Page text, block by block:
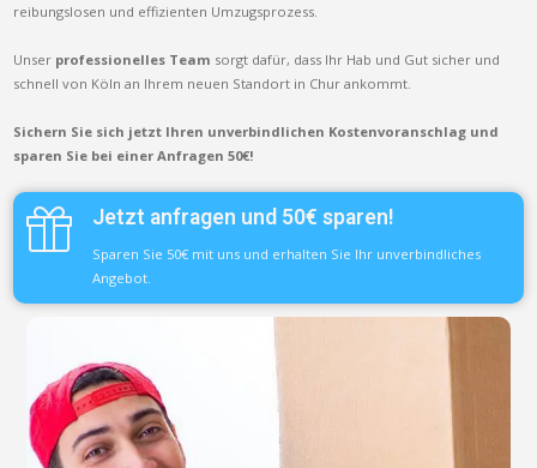
reibungslosen und effizienten Umzugsprozess.
Unser professionelles Team sorgt dafür, dass Ihr Hab und Gut sicher und
schnell von Köln an Ihrem neuen Standort in Chur ankommt.
Sichern Sie sich jetzt Ihren unverbindlichen Kostenvoranschlag und
sparen Sie bei einer Anfragen 50€!
Jetzt anfragen und 50€ sparen!
Sparen Sie 50€ mit uns und erhalten Sie Ihr unverbindliches
Angebot.